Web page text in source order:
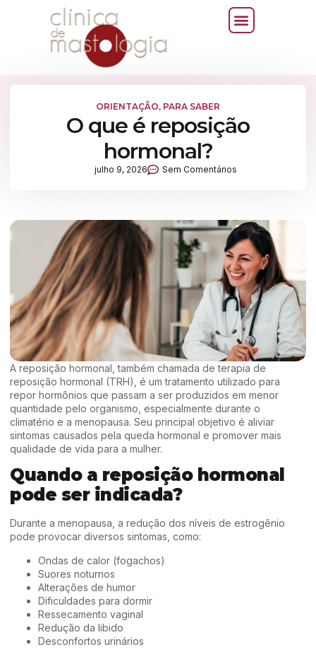
ORIENTAÇÃO, PARA SABER
O que é reposição
hormonal?
julho 9, 2026 Sem Comentários
A reposição hormonal, também chamada de terapia de
reposição hormonal (TRH), é um tratamento utilizado para
repor hormônios que passam a ser produzidos em menor
quantidade pelo organismo, especialmente durante o
climatério e a menopausa. Seu principal objetivo é aliviar
sintomas causados pela queda hormonal e promover mais
qualidade de vida para a mulher.
Quando a reposição hormonal
pode ser indicada?
Durante a menopausa, a redução dos níveis de estrogênio
pode provocar diversos sintomas, como:
Ondas de calor (fogachos)
Suores noturnos
Alterações de humor
Dificuldades para dormir
Ressecamento vaginal
Redução da libido
Desconfortos urinários